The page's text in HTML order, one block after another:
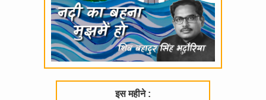
इस महीने :